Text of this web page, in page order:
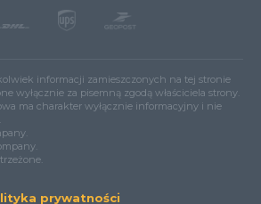
informacji zamieszczonych na tej stronie
wyłącznie za pisemną zgodą właściciela strony.
ma charakter wyłącznie informacyjny i nie
prywatności